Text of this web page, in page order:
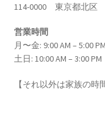
エルヴ
【仮想の猫を使
114-0000 東京都北区
営業時間
月〜金: 9:00 AM – 5:00 PM
土日: 10:00 AM – 3:00 PM
【それ以外は家族の時